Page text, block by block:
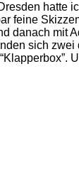
hatte
feine
danach mit
sich zwei